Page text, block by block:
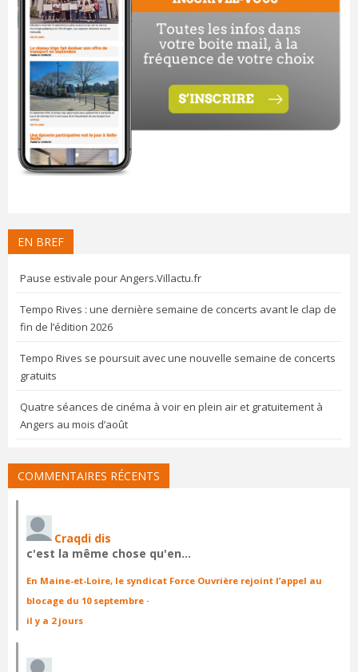
EN BREF
Pause estivale pour Angers.Villactu.fr
Tempo Rives : une dernière semaine de concerts avant le clap de
fin de l’édition 2026
Tempo Rives se poursuit avec une nouvelle semaine de concerts
gratuits
Quatre séances de cinéma à voir en plein air et gratuitement à
Angers au mois d’août
COMMENTAIRES RÉCENTS
Craqdi dis
c'est la même chose qu'en…
En Maine-et-Loire, le syndicat Force Ouvrière rejoint l’appel au
blocage du 10 septembre ·
il y a 2 jours